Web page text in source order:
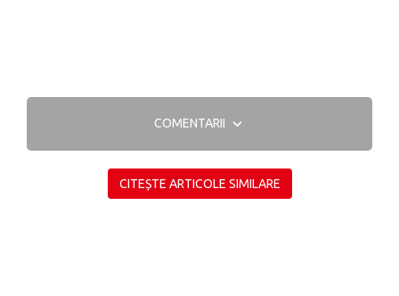
COMENTARII
CITEȘTE ARTICOLE SIMILARE